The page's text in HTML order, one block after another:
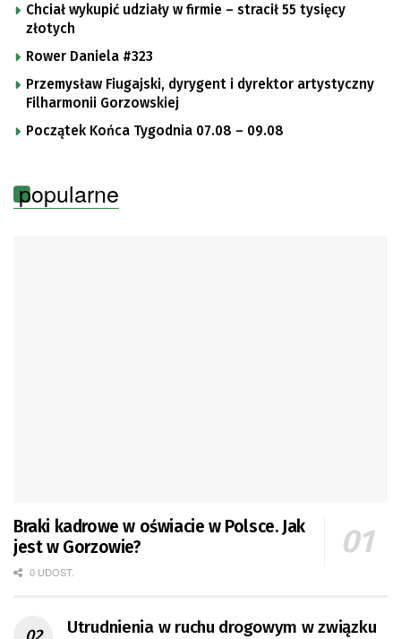
Chciał wykupić udziały w firmie – stracił 55 tysięcy
złotych
Rower Daniela #323
Przemysław Fiugajski, dyrygent i dyrektor artystyczny
Filharmonii Gorzowskiej
Początek Końca Tygodnia 07.08 – 09.08
popularne
Braki kadrowe w oświacie w Polsce. Jak
jest w Gorzowie?
0 UDOST.
Utrudnienia w ruchu drogowym w związku